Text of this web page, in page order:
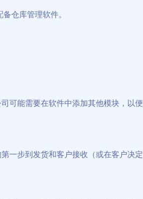
仓库管理软件。
可能需要在软件中添加其他模块，以便
一步到发货和客户接收（或在客户决定